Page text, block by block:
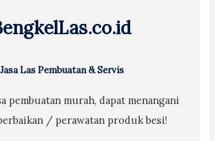
Jasa Las Pembuatan & Servis
pembuatan murah, dapat menangani
/ perawatan produk besi!